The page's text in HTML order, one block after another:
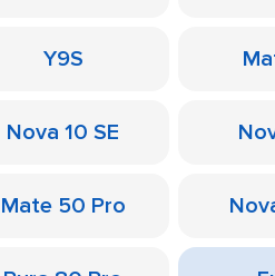
Y9S
Nova 10 SE
Mate 50 Pro